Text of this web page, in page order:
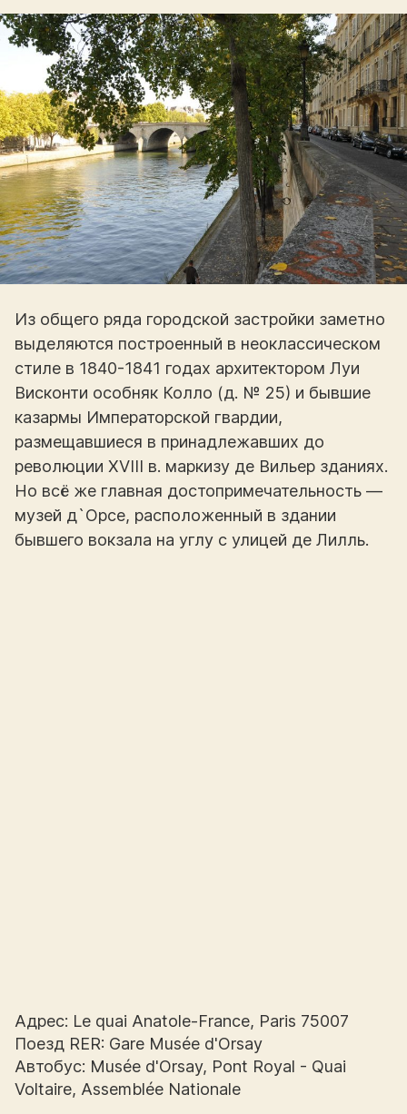
Из общего ряда городской застройки заметно
выделяются построенный в неоклассическом
стиле в 1840-1841 годах архитектором Луи
Висконти особняк Колло (д. № 25) и бывшие
казармы Императорской гвардии,
размещавшиеся в принадлежавших до
революции XVIII в. маркизу де Вильер зданиях.
Но всё же главная достопримечательность —
музей д`Орсе, расположенный в здании
бывшего вокзала на углу с улицей де Лилль.
Адрес: Le quai Anatole-France, Paris 75007
Поезд RER: Gare Musée d'Orsay
Автобус: Musée d'Orsay, Pont Royal - Quai
Voltaire, Assemblée Nationale